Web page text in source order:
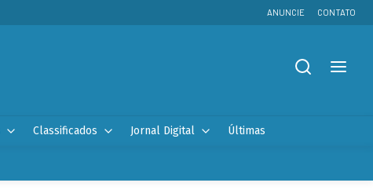
ANUNCIE CONTATO
Classificados Jornal Digital Últimas